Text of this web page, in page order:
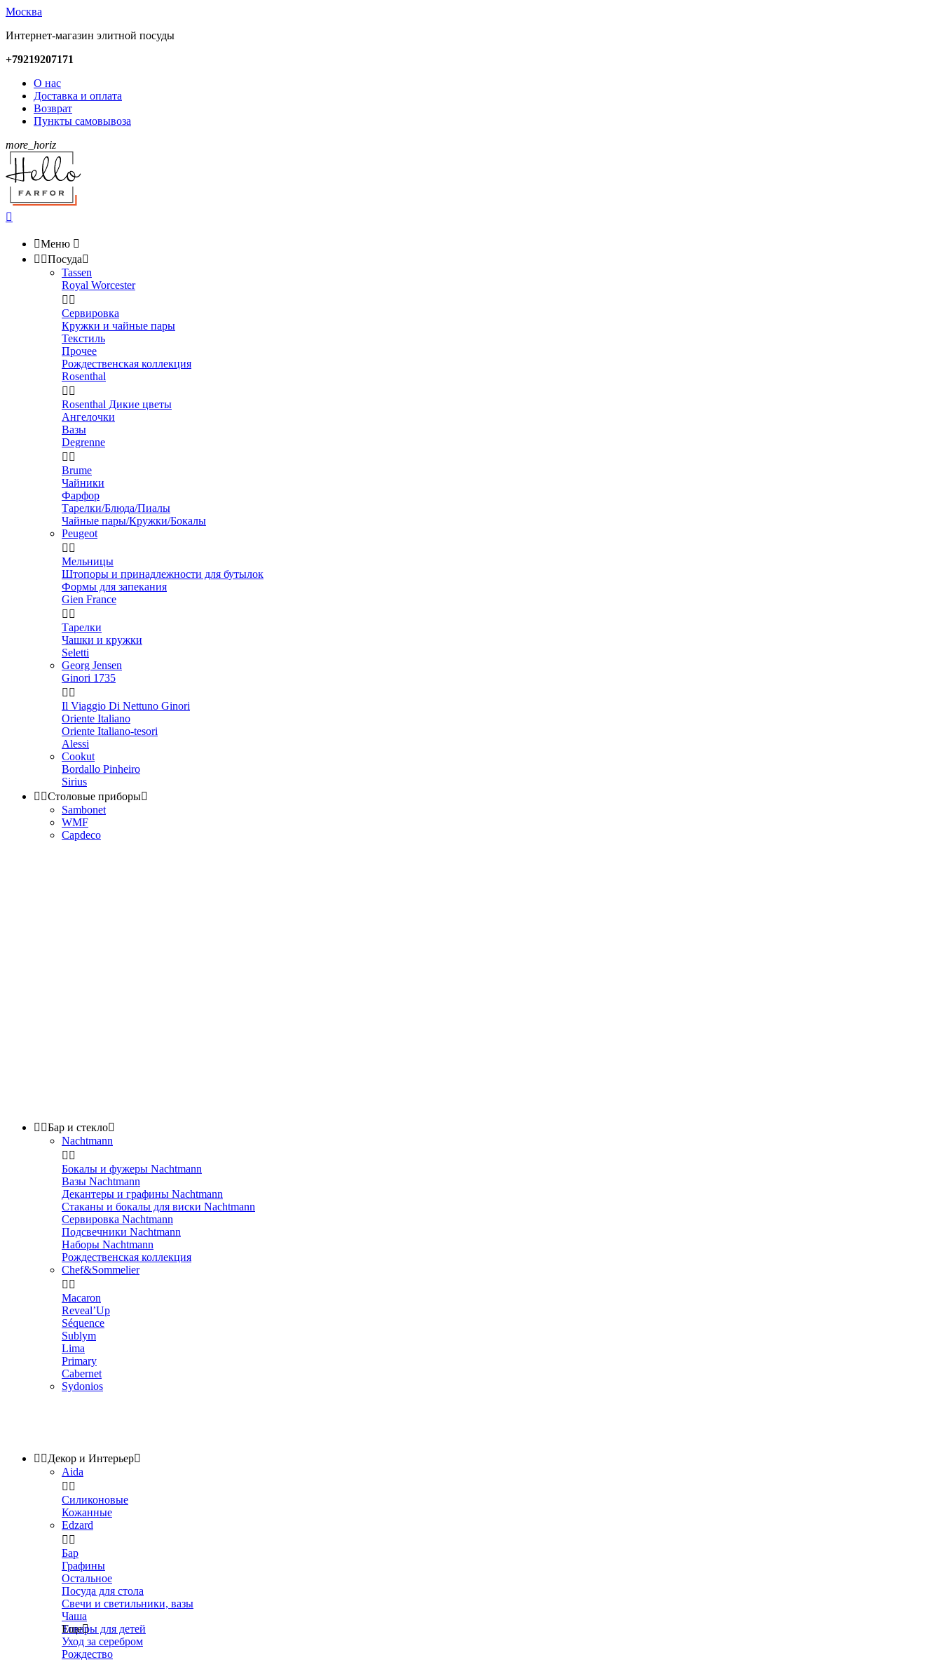
Москва
Интернет-магазин элитной посуды
+79219207171
О нас
Доставка и оплата
Возврат
Пункты самовывоза
more_horiz

Меню 
 Посуда
Tassen
Royal Worcester
 
Сервировка
Кружки и чайные пары
Текстиль
Прочее
Рождественская коллекция
Rosenthal
 
Rosenthal Дикие цветы
Ангелочки
Вазы
Degrenne
 
Brume
Чайники
Фарфор
Тарелки/Блюда/Пиалы
Чайные пары/Кружки/Бокалы
Peugeot
 
Мельницы
Штопоры и принадлежности для бутылок
Формы для запекания
Gien France
 
Тарелки
Чашки и кружки
Seletti
Georg Jensen
Ginori 1735
 
Il Viaggio Di Nettuno Ginori
Oriente Italiano
Oriente Italiano-tesori
Alessi
Cookut
Bordallo Pinheiro
Sirius
 Столовые приборы
Sambonet
WMF
Capdeco
 Бар и стекло
Nachtmann
 
Бокалы и фужеры Nachtmann
Вазы Nachtmann
Декантеры и графины Nachtmann
Стаканы и бокалы для виски Nachtmann
Сервировка Nachtmann
Подсвечники Nachtmann
Наборы Nachtmann
Рождественская коллекция
Chef&Sommelier
 
Macaron
Reveal’Up
Séquence
Sublym
Lima
Primary
Cabernet
Sydonios
 Декор и Интерьер
Aida
 
Силиконовые
Кожанные
Edzard
 
Бар
Графины
Остальное
Посуда для стола
Свечи и светильники, вазы
Чаша
Товары для детей
Уход за серебром
Рождество
Еще